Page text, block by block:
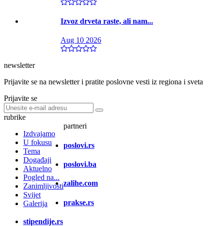
Izvoz drveta raste, ali nam...
Aug 10 2026
newsletter
Prijavite se na newsletter i pratite poslovne vesti iz regiona i sveta
Prijavite se
rubrike
Izdvajamo
U fokusu
Tema
Događaji
Aktuelno
Pogled na...
Zanimljivosti
Svijet
Galerija
partneri
poslovi.rs
poslovi.ba
zalihe.com
prakse.rs
stipendije.rs